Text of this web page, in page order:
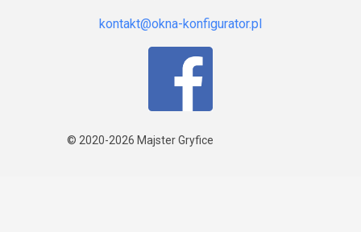
© 2020-2026 Majster Gryfice